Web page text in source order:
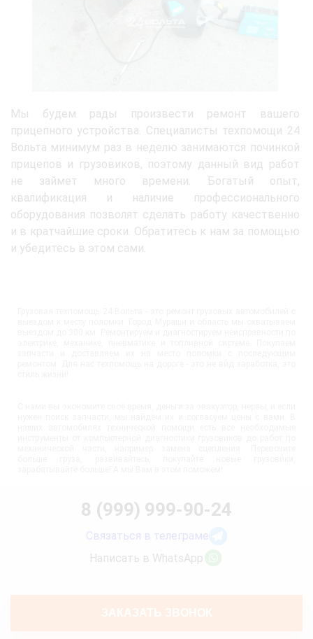
Мы будем рады произвести ремонт вашего
прицепного устройства. Специалисты техпомощи 24
Вольта минимум раз в неделю занимаются починкой
прицепов и грузовиков, поэтому данный вид работ
не займет много времени. Богатый опыт,
квалификация и наличие профессионального
оборудования позволят сделать работу качественно
и в кратчайшие сроки. Обратитесь к нам за помощью
и убедитесь в этом сами.
8 (999) 999-90-24
Связаться в телеграме
Написать в WhatsApp
ЗАКАЗАТЬ ЗВОНОК